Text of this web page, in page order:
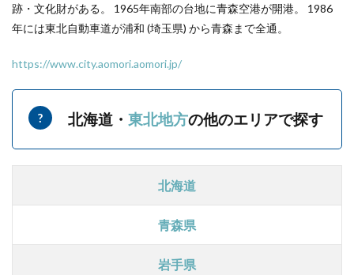
跡・文化財がある。 1965年南部の台地に青森空港が開港。 1986
年には東北自動車道が浦和 (埼玉県) から青森まで全通。
https://www.city.aomori.aomori.jp/
北海道・ 東北地方の他のエリアで探す
北海道
青森県
岩手県